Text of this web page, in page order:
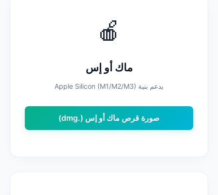
🍎
ماك أو إس
يدعم بنية Apple Silicon (M1/M2/M3)
صورة قرص ماك أو إس (.dmg)